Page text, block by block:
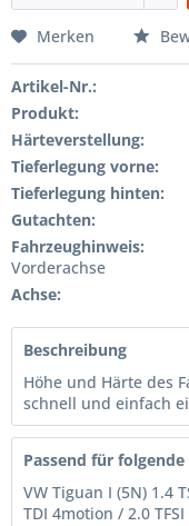
Merken
Artikel-Nr.:
Produkt:
Härteverstellung:
Tieferlegung vorne:
Tieferlegung hinten:
Gutachten:
Fahrzeughinweis:
Vorderachse
Achse:
Beschreibung
Höhe und Härte des
schnell und einfach
Passend für folgende
VW Tiguan I (5N) 1.4
TDI 4motion / 2.0